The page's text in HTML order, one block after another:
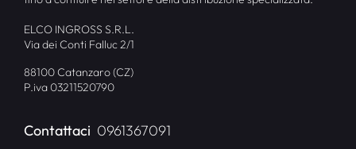
ELCO INGROSS S.R.L.
Via dei Conti Falluc 2/1
88100 Catanzaro (CZ)
P.iva 03211520790
Contattaci 0961367091